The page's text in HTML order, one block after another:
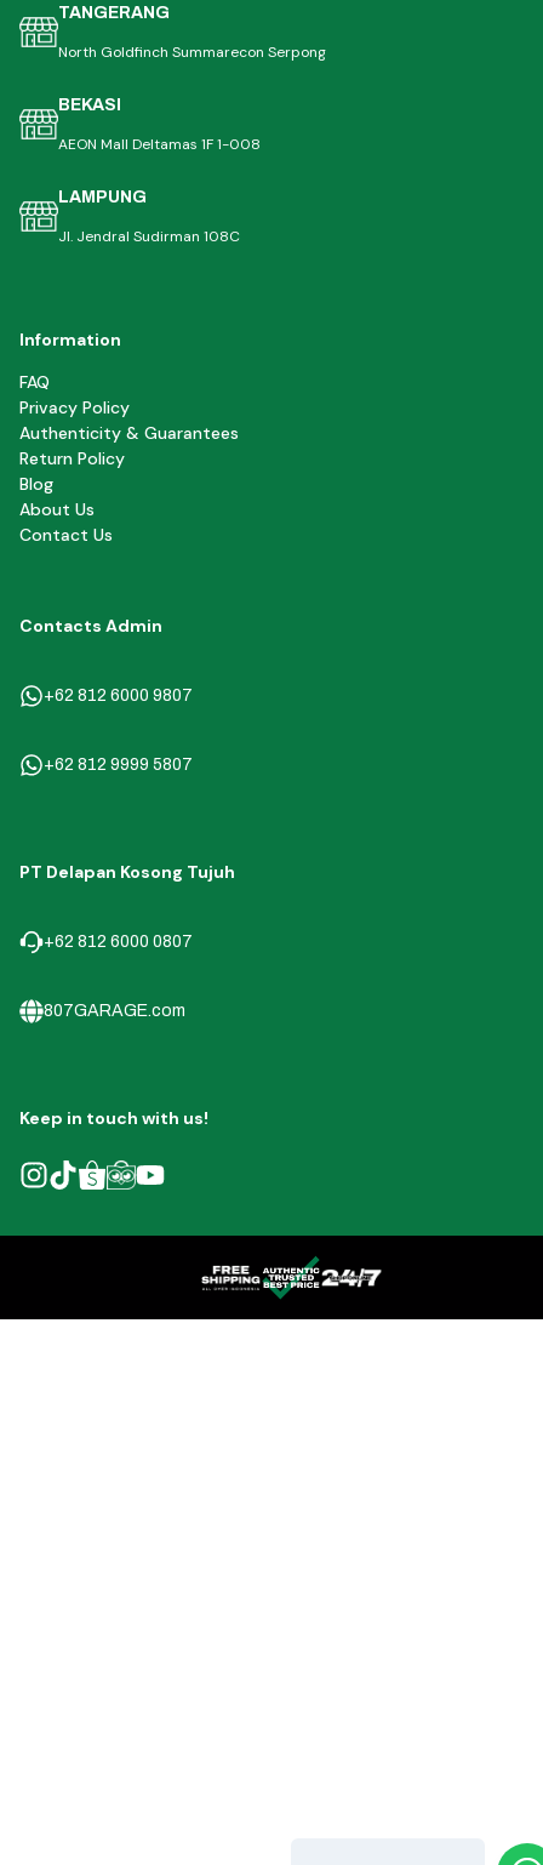
TANGERANG
North Goldfinch Summarecon Serpong
BEKASI
AEON Mall Deltamas 1F 1-008
LAMPUNG
Jl. Jendral Sudirman 108C
Information
FAQ
Privacy Policy
Authenticity & Guarantees
Return Policy
Blog
About Us
Contact Us
Contacts Admin
+62 812 6000 9807
+62 812 9999 5807
PT Delapan Kosong Tujuh
+62 812 6000 0807
807GARAGE.com
Keep in touch with us!